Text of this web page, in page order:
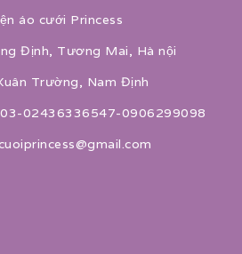
áo cưới Princess
Định, Tương Mai, Hà nội
Trường, Nam Định
02436336547-0906299098